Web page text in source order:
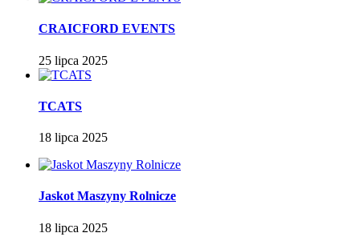
CRAICFORD EVENTS
25 lipca 2025
TCATS
18 lipca 2025
Jaskot Maszyny Rolnicze
18 lipca 2025